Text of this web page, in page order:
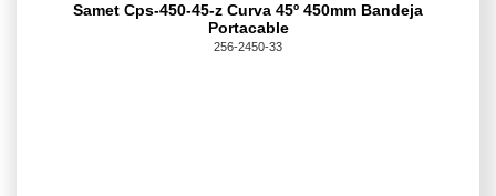
Samet Cps-450-45-z Curva 45º 450mm Bandeja
Portacable
256-2450-33